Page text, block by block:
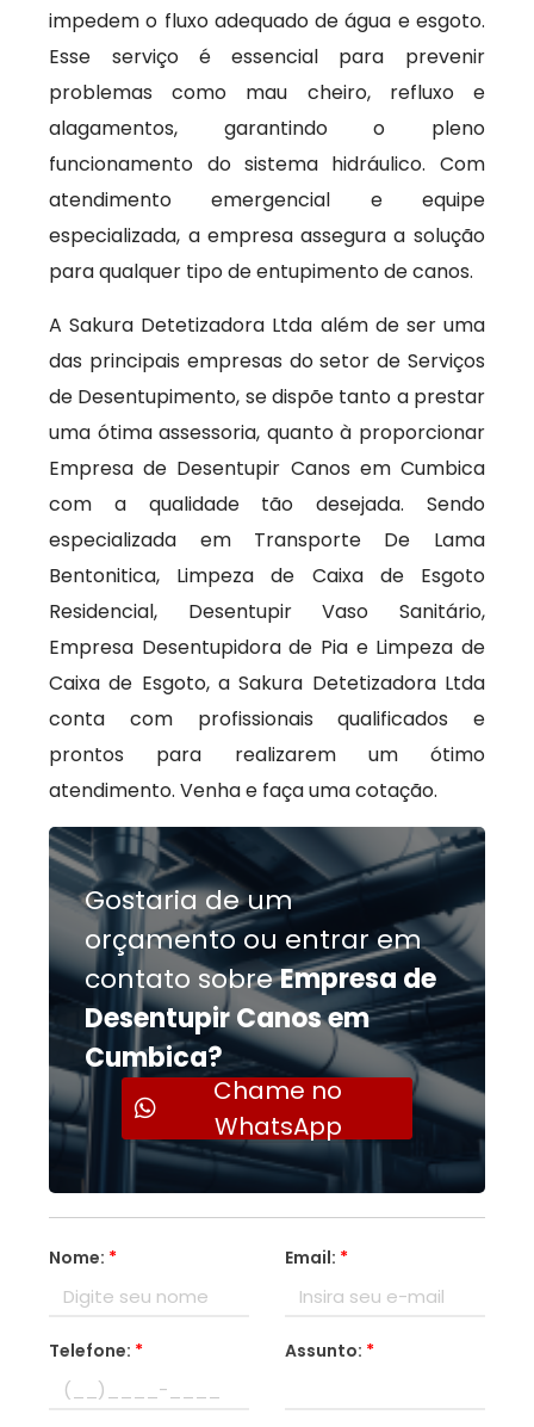
impedem o fluxo adequado de água e esgoto.
Esse serviço é essencial para prevenir
problemas como mau cheiro, refluxo e
alagamentos, garantindo o pleno
funcionamento do sistema hidráulico. Com
atendimento emergencial e equipe
especializada, a empresa assegura a solução
para qualquer tipo de entupimento de canos.
A Sakura Detetizadora Ltda além de ser uma
das principais empresas do setor de Serviços
de Desentupimento, se dispõe tanto a prestar
uma ótima assessoria, quanto à proporcionar
Empresa de Desentupir Canos em Cumbica
com a qualidade tão desejada. Sendo
especializada em Transporte De Lama
Bentonitica, Limpeza de Caixa de Esgoto
Residencial, Desentupir Vaso Sanitário,
Empresa Desentupidora de Pia e Limpeza de
Caixa de Esgoto, a Sakura Detetizadora Ltda
conta com profissionais qualificados e
prontos para realizarem um ótimo
atendimento. Venha e faça uma cotação.
Gostaria de um
orçamento ou entrar em
contato sobreEmpresa de
Desentupir Canos em
Cumbica?
Chame no
WhatsApp
Nome: * Email: *
Telefone: * Assunto: *